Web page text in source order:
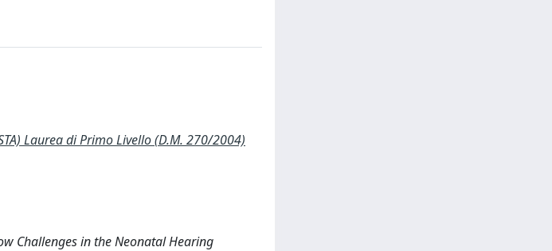
Laurea di Primo Livello (D.M. 270/2004)
Challenges in the Neonatal Hearing